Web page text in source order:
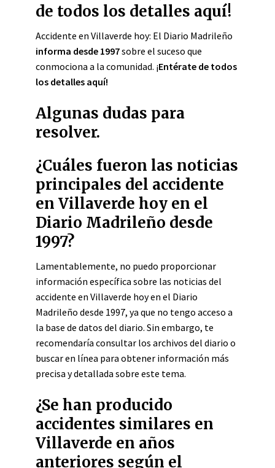
de todos los detalles aquí!
Accidente en Villaverde hoy: El Diario Madrileño
informa desde 1997sobre el suceso que
conmociona a la comunidad. ¡Entérate de todos
los detalles aquí!
Algunas dudas para
resolver.
¿Cuáles fueron las noticias
principales del accidente
en Villaverde hoy en el
Diario Madrileño desde
1997?
Lamentablemente, no puedo proporcionar
información específica sobre las noticias del
accidente en Villaverde hoy en el Diario
Madrileño desde 1997, ya que no tengo acceso a
la base de datos del diario. Sin embargo, te
recomendaría consultar los archivos del diario o
buscar en línea para obtener información más
precisa y detallada sobre este tema.
¿Se han producido
accidentes similares en
Villaverde en años
anteriores según el